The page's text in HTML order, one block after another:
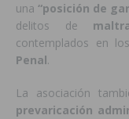
una“posición de
delitos de
contemplados en
Penal.
La asociación
prevaricación